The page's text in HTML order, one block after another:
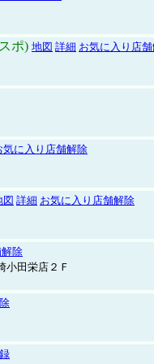
ポ) 地図 詳細 お気に入り店
気に入り店舗解除
図 詳細 お気に入り店舗解除
除
小田栄店２Ｆ